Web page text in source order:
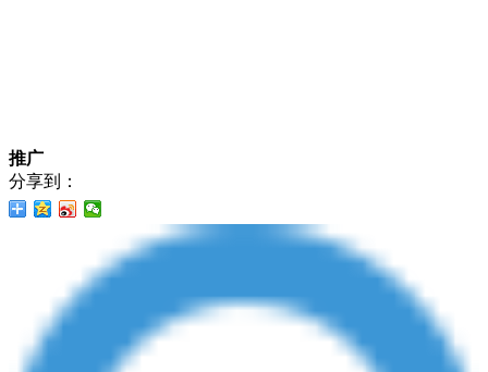
推广
分享到：